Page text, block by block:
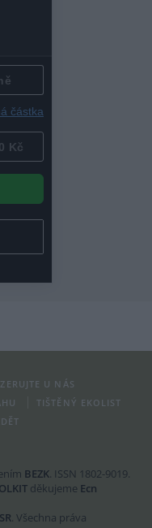
U NÁS
TIŠTĚNÝ EKOLIST
BEZK. ISSN 1802-9019.
děkujeme Ecn
. Všechna práva